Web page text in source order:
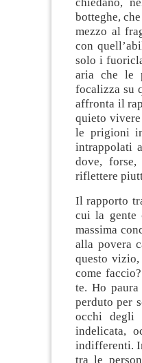
botteghe,
mezzo al
con
solo i
aria che le
focalizza su
affronta il
quieto
le prigioni
intrappolati
dove, forse,
riflettere
Il rapporto
cui la gente
massima
alla povera
questo
come
te. Ho
perduto per
occhi degli
indelicata,
indifferenti.
tra le